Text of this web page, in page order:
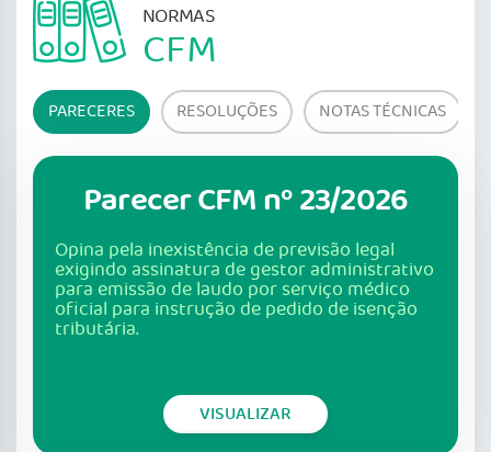
NORMAS
CFM
PARECERES RESOLUÇÕES NOTAS TÉCNICAS
Parecer CFM nº 23/2026
Opina pela inexistência de previsão legal
exigindo assinatura de gestor administrativo
para emissão de laudo por serviço médico
oficial para instrução de pedido de isenção
tributária.
VISUALIZAR